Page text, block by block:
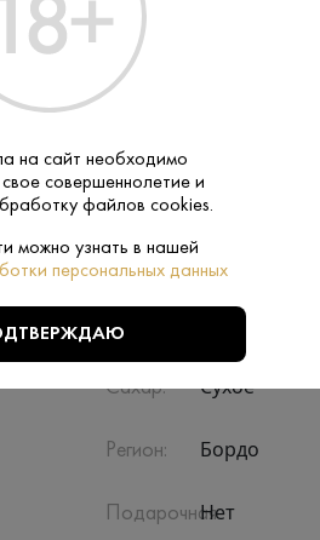
в Марго,
Производитель:
Chateau
Сахар: Сухое
Регион: Бордо
ПодарочнаяНет
на сайт необходимо
совершеннолетие и
файлов cookies.
можно узнать в нашей
персональных данных